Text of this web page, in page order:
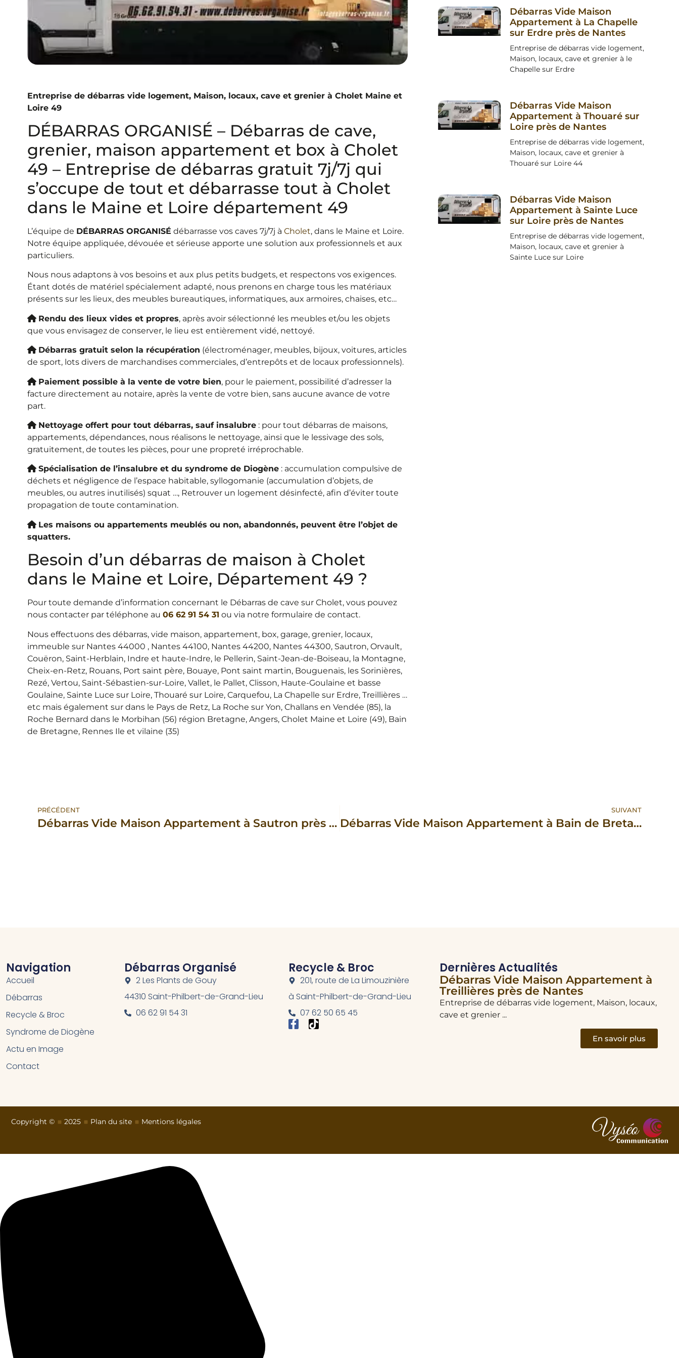
Entreprise de débarras vide logement, Maison, locaux, cave et grenier à Cholet Maine et
Loire 49
DÉBARRAS ORGANISÉ – Débarras de cave,
grenier, maison appartement et box à Cholet
49 – Entreprise de débarras gratuit 7j/7j qui
s’occupe de tout et débarrasse tout à Cholet
dans le Maine et Loire département 49
L’équipe de DÉBARRAS ORGANISÉ débarrasse vos caves 7j/7j à Cholet, dans le Maine et Loire.
Notre équipe appliquée, dévouée et sérieuse apporte une solution aux professionnels et aux
particuliers.
Nous nous adaptons à vos besoins et aux plus petits budgets, et respectons vos exigences.
Étant dotés de matériel spécialement adapté, nous prenons en charge tous les matériaux
présents sur les lieux, des meubles bureautiques, informatiques, aux armoires, chaises, etc…
Rendu des lieux vides et propres, après avoir sélectionné les meubles et/ou les objets
que vous envisagez de conserver, le lieu est entièrement vidé, nettoyé.
Débarras gratuit selon la récupération (électroménager, meubles, bijoux, voitures, articles
de sport, lots divers de marchandises commerciales, d’entrepôts et de locaux professionnels).
Paiement possible à la vente de votre bien, pour le paiement, possibilité d’adresser la
facture directement au notaire, après la vente de votre bien, sans aucune avance de votre
part.
Nettoyage offert pour tout débarras, sauf insalubre: pour tout débarras de maisons,
appartements, dépendances, nous réalisons le nettoyage, ainsi que le lessivage des sols,
gratuitement, de toutes les pièces, pour une propreté irréprochable.
Spécialisation de l’insalubre et du syndrome de Diogène: accumulation compulsive de
déchets et négligence de l’espace habitable, syllogomanie (accumulation d’objets, de
meubles, ou autres inutilisés) squat …, Retrouver un logement désinfecté, afin d’éviter toute
propagation de toute contamination.
Les maisons ou appartements meublés ou non, abandonnés, peuvent être l’objet de
squatters.
Besoin d’un débarras de maison à Cholet
dans le Maine et Loire, Département 49 ?
Pour toute demande d’information concernant le Débarras de cave sur Cholet, vous pouvez
nous contacter par téléphone au 06 62 91 54 31 ou via notre formulaire de contact.
Nous effectuons des débarras, vide maison, appartement, box, garage, grenier, locaux,
immeuble sur Nantes 44000 , Nantes 44100, Nantes 44200, Nantes 44300, Sautron, Orvault,
Couëron, Saint-Herblain, Indre et haute-Indre, le Pellerin, Saint-Jean-de-Boiseau, la Montagne,
Cheix-en-Retz, Rouans, Port saint père, Bouaye, Pont saint martin, Bouguenais, les Sorinières,
Rezé, Vertou, Saint-Sébastien-sur-Loire, Vallet, le Pallet, Clisson, Haute-Goulaine et basse
Goulaine, Sainte Luce sur Loire, Thouaré sur Loire, Carquefou, La Chapelle sur Erdre, Treillières …
etc mais également sur dans le Pays de Retz, La Roche sur Yon, Challans en Vendée (85), la
Roche Bernard dans le Morbihan (56) région Bretagne, Angers, Cholet Maine et Loire (49), Bain
de Bretagne, Rennes Ile et vilaine (35)
Débarras Vide Maison
Appartement à La Chapelle
sur Erdre près de Nantes
Entreprise de débarras vide logement,
Maison, locaux, cave et grenier à le
Chapelle sur Erdre
Débarras Vide Maison
Appartement à Thouaré sur
Loire près de Nantes
Entreprise de débarras vide logement,
Maison, locaux, cave et grenier à
Thouaré sur Loire 44
Débarras Vide Maison
Appartement à Sainte Luce
sur Loire près de Nantes
Entreprise de débarras vide logement,
Maison, locaux, cave et grenier à
Sainte Luce sur Loire
PRÉCÉDENT
Débarras Vide Maison Appartement à Sautron près de Nantes
SUIVANT
Débarras Vide Maison Appartement à Bain de Bretagne 35
Navigation
Accueil
Débarras
Recycle & Broc
Syndrome de Diogène
Actu en Image
Contact
Débarras Organisé
2 Les Plants de Gouy
44310 Saint-Philbert-de-Grand-Lieu
06 62 91 54 31
Recycle & Broc
201, route de La Limouzinière
à Saint-Philbert-de-Grand-Lieu
07 62 50 65 45
Dernières Actualités
Débarras Vide Maison Appartement à
Treillières près de Nantes
Entreprise de débarras vide logement, Maison, locaux,
cave et grenier ...
En savoir plus
Copyright © 2025 Plan du site Mentions légales